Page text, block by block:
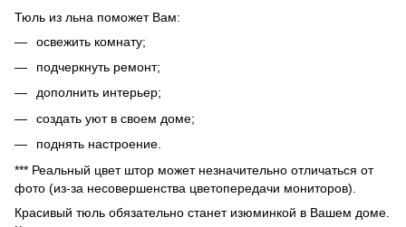
Тюль из льна поможет Вам:
освежить комнату;
подчеркнуть ремонт;
дополнить интерьер;
создать уют в своем доме;
поднять настроение.
*** Реальный цвет штор может незначительно отличаться от
фото (из-за несовершенства цветопередачи мониторов).
Красивый тюль обязательно станет изюминкой в Вашем доме.